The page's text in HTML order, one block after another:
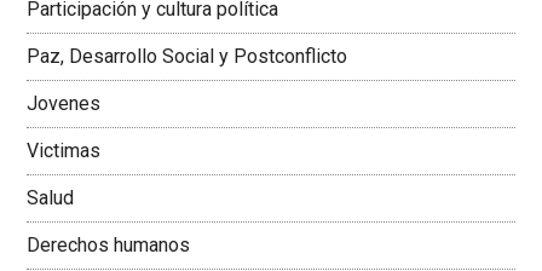
Colombiana
Participación y cultura política
Paz, Desarrollo Social y Postconflicto
Jovenes
Victimas
Salud
Derechos humanos